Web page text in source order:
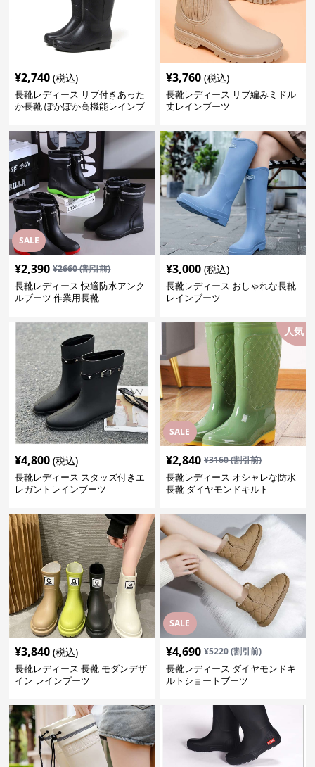
¥2,740 (税込)
長靴レディース リブ付きあった
か長靴 ぽかぽか高機能レインブ
¥3,760 (税込)
長靴レディース リブ編みミドル
丈レインブーツ
SALE
¥2,390 ¥2660(割引前)
長靴レディース 快適防水アンク
ルブーツ 作業用長靴
¥3,000 (税込)
長靴レディース おしゃれな長靴
レインブーツ
¥4,800 (税込)
長靴レディース スタッズ付きエ
レガントレインブーツ
SALE
人気
¥2,840 ¥3160(割引前)
長靴レディース オシャレな防水
長靴 ダイヤモンドキルト
¥3,840 (税込)
長靴レディース 長靴 モダンデザ
イン レインブーツ
SALE
¥4,690 ¥5220(割引前)
長靴レディース ダイヤモンドキ
ルトショートブーツ